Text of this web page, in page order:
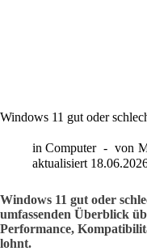
Windows 11 gut oder
in Computer von
aktualisiert
Windows 11 gut oder
umfassenden Überblick
Performance,
lohnt.